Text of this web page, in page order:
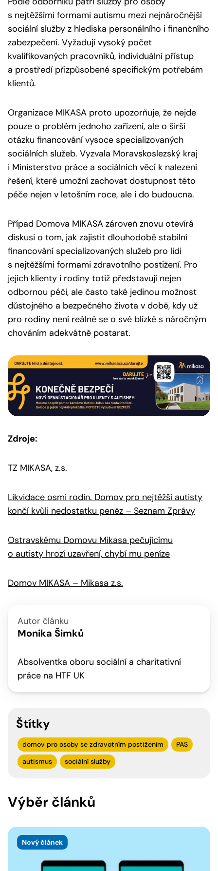
s nejtěžšími formami autismu mezi nejnáročnější
sociální služby z hlediska personálního i finančního
zabezpečení. Vyžadují vysoký počet
kvalifikovaných pracovníků, individuální přístup
a prostředí přizpůsobené specifickým potřebám
klientů.
Organizace MIKASA proto upozorňuje, že nejde
pouze o problém jednoho zařízení, ale o širší
otázku financování vysoce specializovaných
sociálních služeb. Vyzvala Moravskoslezský kraj
i Ministerstvo práce a sociálních věcí k nalezení
řešení, které umožní zachovat dostupnost této
péče nejen v letošním roce, ale i do budoucna.
Případ Domova MIKASA zároveň znovu otevírá
diskusi o tom, jak zajistit dlouhodobě stabilní
financování specializovaných služeb pro lidi
s nejtěžšími formami zdravotního postižení. Pro
jejich klienty i rodiny totiž představují nejen
odbornou péči, ale často také jedinou možnost
důstojného a bezpečného života v době, kdy už
pro rodiny není reálné se o své blízké s náročným
chováním adekvátně postarat.
Zdroje:
TZ MIKASA, z.s.
Likvidace osmi rodin. Domov pro nejtěžší autisty
končí kvůli nedostatku peněz – Seznam Zprávy
Ostravskému Domovu Mikasa pečujícímu
o autisty hrozí uzavření, chybí mu peníze
Domov MIKASA – Mikasa z.s.
Autor článku
Monika Šimků
Absolventka oboru sociální a charitativní
práce na HTF UK
Štítky
domov pro osoby se zdravotním postižením
PAS
autismus
sociální služby
Výběr článků
Nový článek